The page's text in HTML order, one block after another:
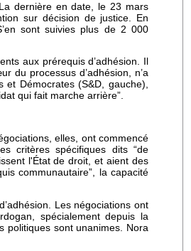
dernière en date, le 23 mars
sur décision de justice. En
sont suivies plus de 2 000
aux prérequis d’adhésion. Il
du processus d’adhésion, n’a
Démocrates (S&D, gauche),
qui fait marche arrière”.
elles, ont commencé
critères spécifiques dits “de
l'État de droit, et aient des
communautaire”, la capacité
Les négociations ont
spécialement depuis la
politiques sont unanimes. Nora